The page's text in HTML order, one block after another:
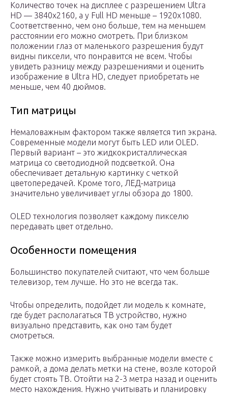
Количество точек на дисплее с разрешением Ultra
HD — 3840х2160, а у Full HD меньше – 1920х1080.
Соответственно, чем оно больше, тем на меньшем
расстоянии его можно смотреть. При близком
положении глаз от маленького разрешения будут
видны пиксели, что понравится не всем. Чтобы
увидеть разницу между разрешениями и оценить
изображение в Ultra HD, следует приобретать не
меньше, чем 40 дюймов.
Тип матрицы
Немаловажным фактором также является тип экрана.
Современные модели могут быть LED или OLED.
Первый вариант – это жидкокристаллическая
матрица со светодиодной подсветкой. Она
обеспечивает детальную картинку с четкой
цветопередачей. Кроме того, ЛЕД-матрица
значительно увеличивает углы обзора до 1800.
OLED технология позволяет каждому пикселю
передавать цвет отдельно.
Особенности помещения
Большинство покупателей считают, что чем больше
телевизор, тем лучше. Но это не всегда так.
Чтобы определить, подойдет ли модель к комнате,
где будет располагаться ТВ устройство, нужно
визуально представить, как оно там будет
смотреться.
Также можно измерить выбранные модели вместе с
рамкой, а дома делать метки на стене, возле которой
будет стоять ТВ. Отойти на 2-3 метра назад и оценить
место нахождения. Нужно учитывать и планировку